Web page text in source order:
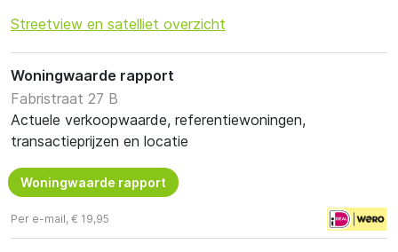
Streetview en satelliet overzicht
Woningwaarde rapport
Fabristraat 27 B
Actuele verkoopwaarde, referentiewoningen,
transactieprijzen en locatie
Woningwaarde rapport
Per e-mail, € 19,95